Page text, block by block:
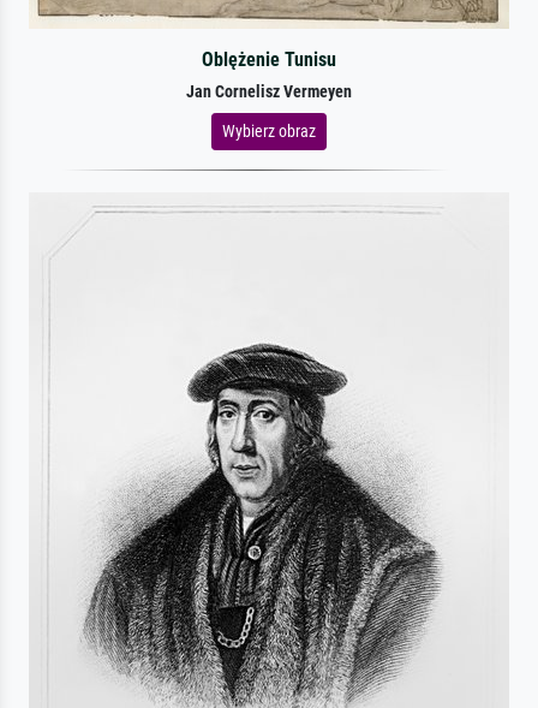
Oblężenie Tunisu
Jan Cornelisz Vermeyen
Wybierz obraz